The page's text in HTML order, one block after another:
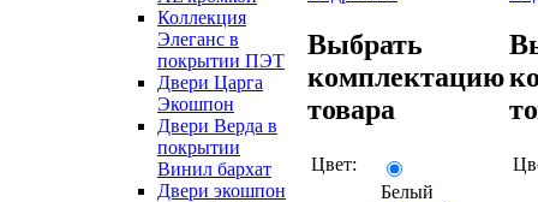
Коллекция
Элеганс в
покрытии ПЭТ
Двери Царга
Экошпон
Двери Верда в
покрытии
Винил бархат
Двери экошпон
Выбрать
комплектацию
товара
Цвет:
Белый